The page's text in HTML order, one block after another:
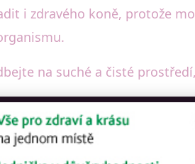
i zdravého koně, protože
na suché a čisté